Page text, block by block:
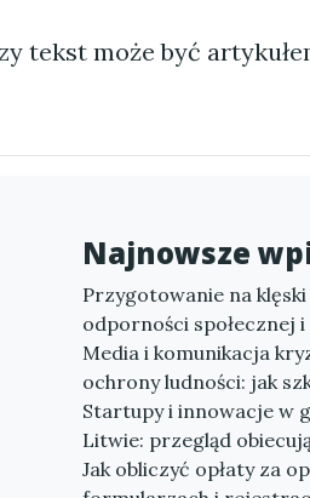
tekst może być
Najnowsze
Przygotowanie na
odporności społecznej
Media i komunikacja
ochrony ludności: jak
Startupy i innowacje w
Litwie: przegląd
Jak obliczyć opłaty za